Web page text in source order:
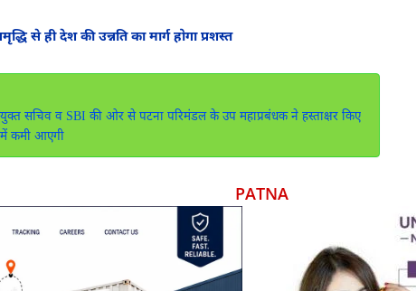
से ही देश की उन्नति का मार्ग होगा प्रशस्त
सचिव व SBI की ओर से पटना परिमंडल के उप महाप्रबंधक ने हस्ताक्षर किए
में कमी आएगी
PATNA